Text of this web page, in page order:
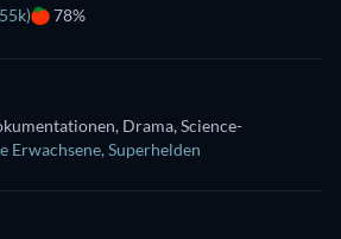
78%
Drama, Science-
Erwachsene, Superhelden